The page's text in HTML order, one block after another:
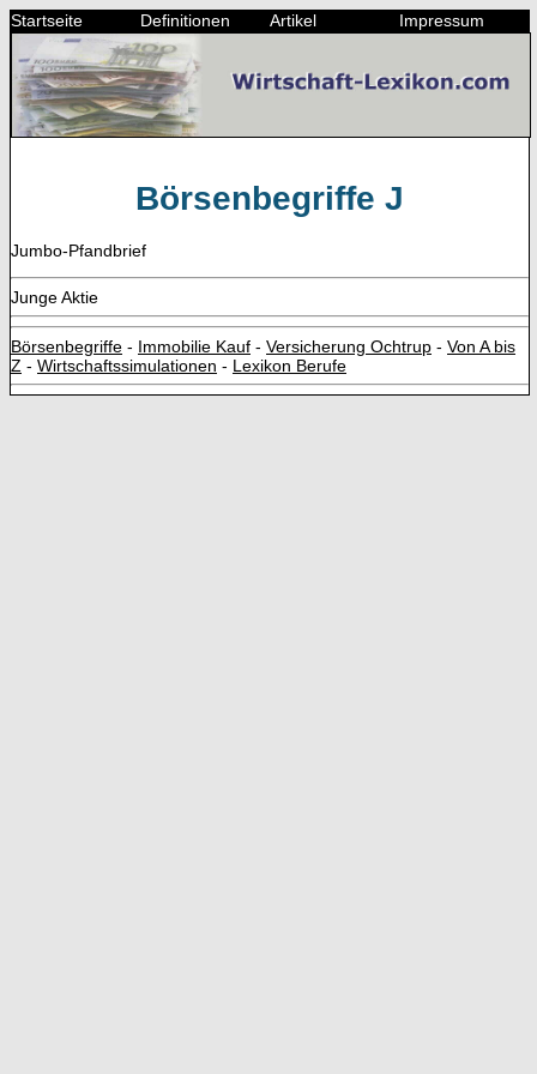
Startseite Definitionen Artikel Impressum
Börsenbegriffe J
Jumbo-Pfandbrief
Junge Aktie
Börsenbegriffe - Immobilie Kauf - Versicherung Ochtrup - Von A bis
Z - Wirtschaftssimulationen - Lexikon Berufe